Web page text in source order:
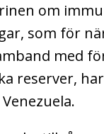
om
som för
med
reserver,